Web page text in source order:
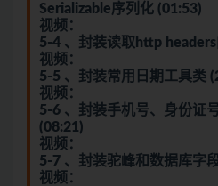
Serializable序列化 (01:53)
视频：
5-4 、封装读取http
视频：
5-5 、封装常用日期工具类
视频：
5-6 、封装手机号、身份证
(08:21)
视频：
5-7 、封装驼峰和数据库字
视频：